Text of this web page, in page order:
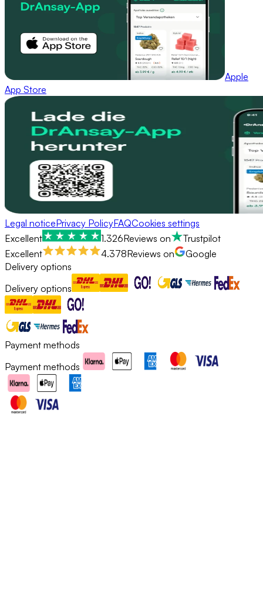
Apple
App Store
Legal noticePrivacy PolicyFAQCookies settings
Excellent
1.326Reviews on
Trustpilot
Excellent
4.378Reviews on
Google
Delivery options
Delivery options
Payment methods
Payment methods